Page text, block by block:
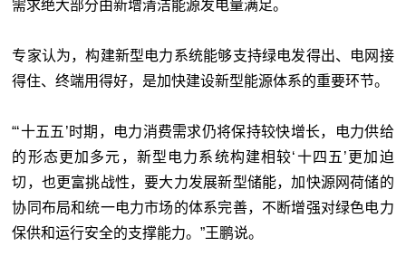
需求绝大部分由新增清洁能源发电量满足。
专家认为，构建新型电力系统能够支持绿电发得出、电网接
得住、终端用得好，是加快建设新型能源体系的重要环节。
“‘十五五’时期，电力消费需求仍将保持较快增长，电力供给
的形态更加多元，新型电力系统构建相较‘十四五’更加迫
切，也更富挑战性，要大力发展新型储能，加快源网荷储的
协同布局和统一电力市场的体系完善，不断增强对绿色电力
保供和运行安全的支撑能力。”王鹏说。